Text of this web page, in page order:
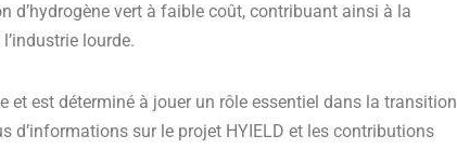
d’hydrogène vert à faible coût, contribuant ainsi à la
lourde.
et est déterminé à jouer un rôle essentiel dans la transition
d’informations sur le projet HYIELD et les contributions